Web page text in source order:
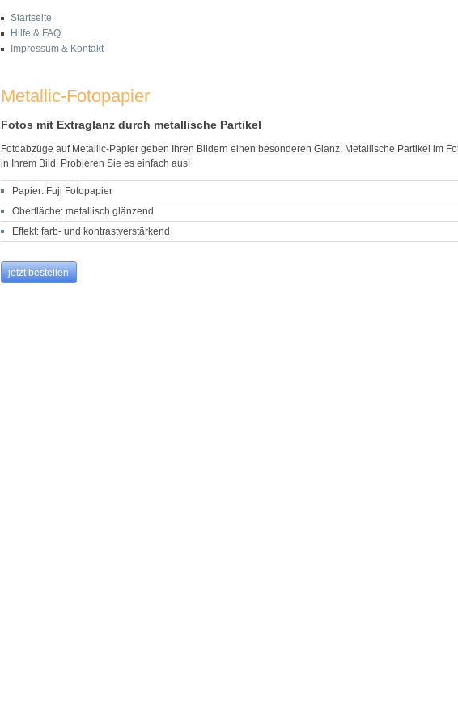
Startseite
Hilfe & FAQ
Impressum & Kontakt
Metallic-Fotopapier
Fotos mit Extraglanz durch metallische Partikel
Fotoabzüge auf Metallic-Papier geben Ihren Bildern einen besonderen Glanz. Metallische Partikel im
in Ihrem Bild. Probieren Sie es einfach aus!
Papier: Fuji Fotopapier
Oberfläche: metallisch glänzend
Effekt: farb- und kontrastverstärkend
jetzt bestellen